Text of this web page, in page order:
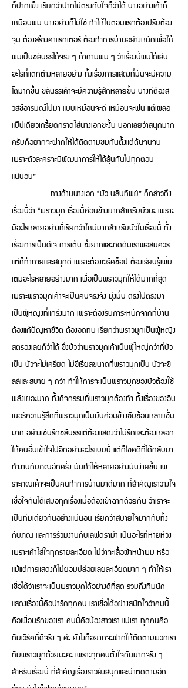
ก็ปากแข็ง เรียกว่าปากไม่ตรงกับใจก็ว่าได้ บางอย่างเค้าก็
เหมือนผม บางอย่างก็ไม่ใช่ ทำให้ในตอนแรกต้องปรับต้อง
จูน ต้องสร้างคาแรกเตอร์ ต้องทำการบ้านอย่างหนักเพื่อให้
ผมเป็นชลันธรได้จริง ๆ ถ้าถามผม ๆ ว่าเรื่องนี้ผมได้เล่น
อะไรที่แตกต่างหลายอย่าง ทั้งเรื่องการแสดงที่มันจะมีความ
โตมากขึ้น ชลันธรเค้าจะมีความรู้สึกหลายชั้น บางทีต้องส
วิสช์อารมณ์ไปมา แบบเหมือนจะดี เหมือนจะฟิน แต่เผลอ
แป๊ปเดียวเกรี้ยดกราดใส่นางเอกซะงั้น บอกเลยว่าสนุกมาก
ครับก็อยากจะฝากให้ได้ติดตามชมกันตั้งแต่ต้นจนจบ
เพราะตัวละครจะมีพัฒนาการให้ได้ลุ้นกันไปทุกตอน
แน่นอน”
ทางด้านนางเอก “บัว นลินทิพย์” ก็กล่าวถึง
เรื่องนี้ว่า “พราวมุก เรื่องนี้ค่อนข้างยากสำหรับบัวนะ เพราะ
มีอะไรหลายอย่างที่เรียกว่าใหม่มากสำหรับบัวในเรื่องนี้ ทั้ง
เรื่องการเป็นดีเจ การเต้น ซึ่งยากและกดดันเราพอสมควร
แต่ก็ท้าทายและสนุกดี เพราะต้องเวิร์คช็อป ต้องเรียนรู้เพิ่ม
เติมอะไรหลายอย่างมาก เพื่อเป็นพราวมุกให้ได้มากที่สุด
เพราะพราวมุกเค้าจะเป็นคนจริงจัง มุ่งมั่น ตรงไปตรงมา
เป็นผู้หญิงที่แกร่งมาก เพราะต้องรับภาระหนักจากที่บ้าน
ต้องแก้ปัญหาชีวิต ต้องอดทน เรียกว่าพราวมุกเป็นผู้หญิง
สตรองเลยก็ว่าได้ ซึ่งบัวว่าพราวมุกเค้าเป็นผู้ใหญ่กว่าที่บัว
เป็น บัวจะไม่เครียด ไม่ซีเรียสขนาดที่พราวมุกเป็น บัวจะชิ
ลล์และสบาย ๆ กว่า ทำให้การจะเป็นพราวมุกของบัวต้องใช้
พลังเยอะมาก ทั้งกิจกรรมที่พราวมุกต้องทำ ทั้งเรื่องของอิน
เนอร์ความรู้สึกที่พราวมุกเป็นมันค่อนข้างซับซ้อนหลายชั้น
มาก อย่างเช่นรักชลันธรแต่ต้องแสดงว่าไม่รักและต้องหลอก
ให้คนอื่นเข้าใจไปอีกอย่างอะไรแบบนี้ แต่ก็โชคดีที่ได้กลับมา
ทำงานกับภณอีกครั้ง มันทำให้หลายอย่างมันง่ายขึ้น เพ
ราะภณเค้าจะเป็นคนทำการบ้านมาดีมาก ที่สำคัญเราวางใจ
เชื่อใจกันได้เสมอทุกเรื่องเมื่อต้องเข้าฉากด้วยกัน ว่าเราจะ
เป็นทีมเดียวกันอย่างแน่นอน เรียกว่าสบายใจมากกับทั้ง
กับภณ และการร่วมงานกับเลิฟดราม่า เป็นอะไรที่หายห่วง
เพราะเค้าใส่ใจทุกรายละเอียด ไม่ว่าจะเสื้อผ้าหน้าผม หรือ
แม้แต่การแสดงก็ไม่ยอมปล่อยเลยละเอียดมาก ๆ ทำให้เรา
เชื่อได้ว่าเราจะเป็นพราวมุกได้อย่างดีที่สุด รวมถึงทีมนัก
แสดงเรื่องนี้คือน่ารักทุกคน เราเชื่อได้อย่างสนิทใจว่าคนนี้
คือเพื่อนรักของเรา คนนี้คือน้องสาวเรา แม่เรา ทุกคนคือ
ทีมเวิร์คที่ดีจริง ๆ ค่ะ ยังไงก็อยากจะฝากให้ติดตามพวกเรา
ทีมพราวมุกด้วยนะคะ เพราะทุกคนตั้งใจกันมากจริง ๆ
สำหรับเรื่องนี้ ที่สำคัญเรื่องราวยังสนุกและน่าติดตามอีก